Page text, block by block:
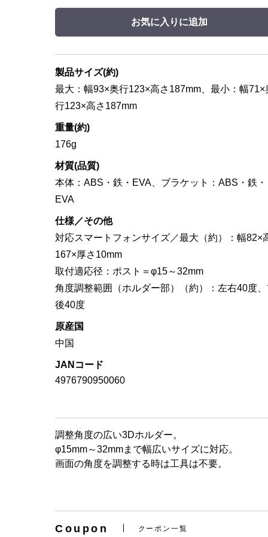
お気に入りに追加
製品サイズ(約)
最大：幅93×奥行123×高さ187mm、最小：幅71×
行123×高さ187mm
重量(約)
176g
材質(品質)
本体：ABS・鉄・EVA、ブラケット：ABS・鉄・
EVA
仕様／その他
対応スマートフォンサイズ／最大（約）：幅82×
167×厚さ10mm
取付適応径：ポスト＝φ15～32mm
角度調整範囲（ホルダー部）（約）：左右40度
後40度
原産国
中国
JANコード
4976790950060
調整角度の広い3Dホルダー。
φ15mm～32mmまで幅広いサイズに対応。
画面の角度を調整する時は工具は不要。
Coupon クーポン一覧